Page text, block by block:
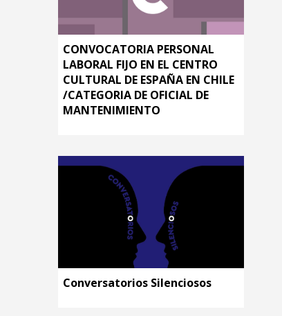
CONVOCATORIA PERSONAL
LABORAL FIJO EN EL CENTRO
CULTURAL DE ESPAÑA EN CHILE
/CATEGORIA DE OFICIAL DE
MANTENIMIENTO
Conversatorios Silenciosos